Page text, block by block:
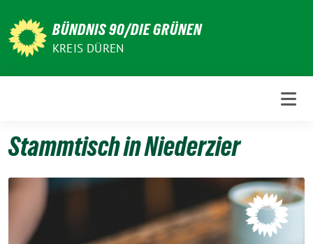
zum
Inhalt
BÜNDNIS 90/DIE GRÜNEN
KREIS DÜREN
Stammtisch in Niederzier